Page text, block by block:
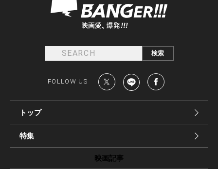
FOLLOW US
トップ
特集
映画記事